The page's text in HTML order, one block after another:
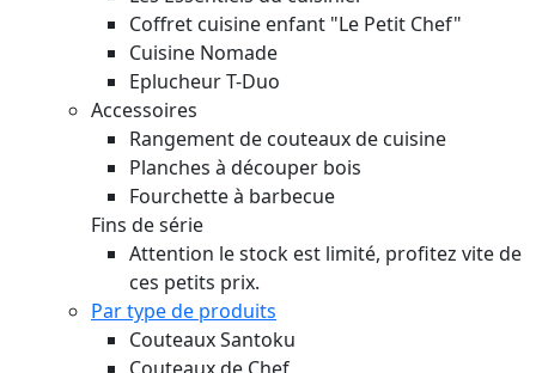
Coffret cuisine enfant "Le Petit Chef"
Cuisine Nomade
Eplucheur T-Duo
Accessoires
Rangement de couteaux de cuisine
Planches à découper bois
Fourchette à barbecue
Fins de série
Attention le stock est limité, profitez vite de
ces petits prix.
Par type de produits
Couteaux Santoku